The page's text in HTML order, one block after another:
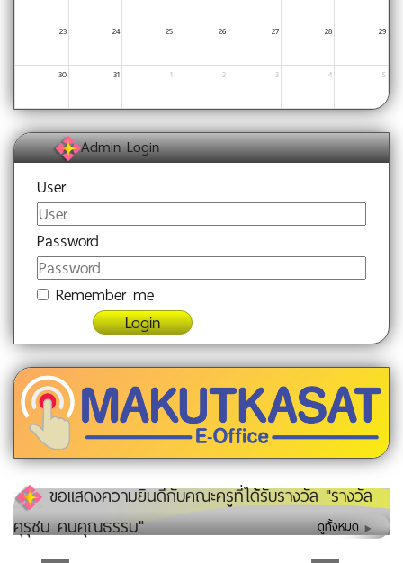
23 24 25 26 27 28 29
30 31 1 2 3 4 5
Admin Login
User
Password
Remember me
Login
ขอแสดงความยินดีกับคณะครูที่ได้รับรางวัล "รางวัล
คุรุชน คนคุณธรรม"
ดูทั้งหมด